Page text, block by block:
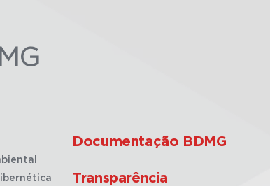
Documentação BDMG
Transparência